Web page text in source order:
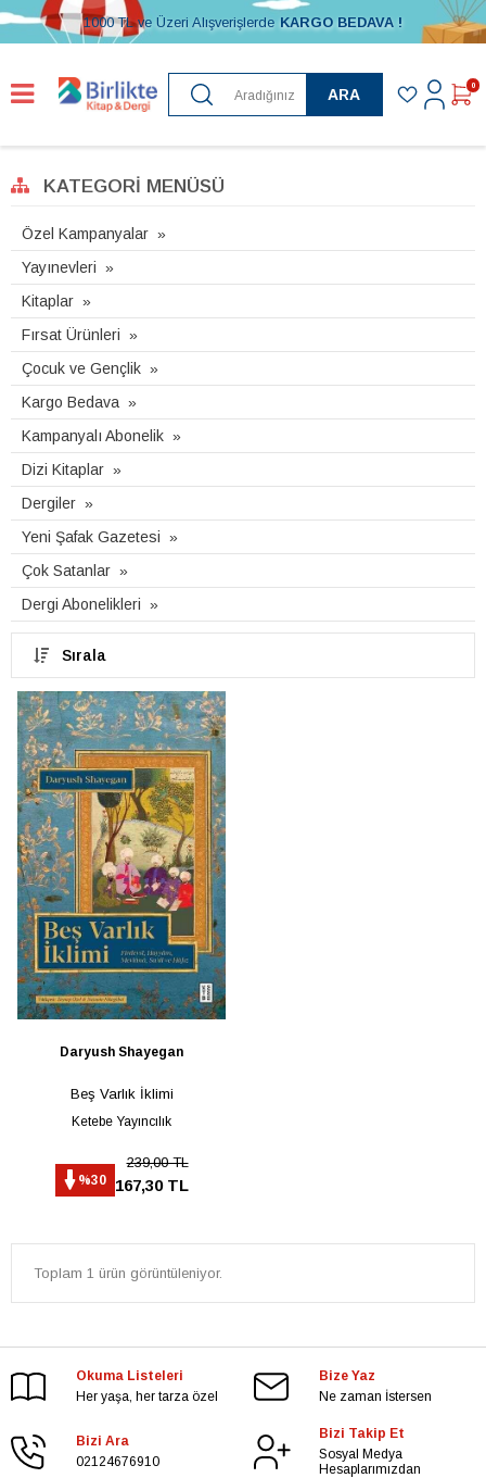
1000 TL ve Üzeri Alışverişlerde KARGO BEDAVA !
ARA
0
KATEGORI MENÜSÜ
Özel Kampanyalar
Yayınevleri
Kitaplar
Fırsat Ürünleri
Çocuk ve Gençlik
Kargo Bedava
Kampanyalı Abonelik
Dizi Kitaplar
Dergiler
Yeni Şafak Gazetesi
Çok Satanlar
Dergi Abonelikleri
Sırala
Daryush Shayegan
Beş Varlık İklimi
Ketebe Yayıncılık
%30
239,00 TL
167,30 TL
Toplam 1 ürün görüntüleniyor.
Okuma Listeleri
Her yaşa, her tarza özel
Bize Yaz
Ne zaman İstersen
Bizi Ara
02124676910
Bizi Takip Et
Sosyal Medya
Hesaplarımızdan